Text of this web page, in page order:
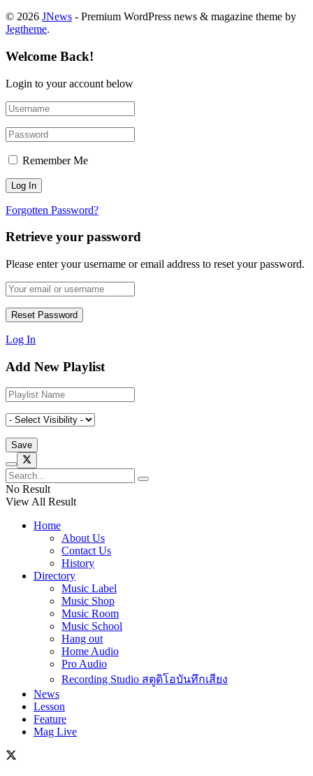
© 2026 JNews - Premium WordPress news & magazine theme by
Jegtheme.
Welcome Back!
Login to your account below
Remember Me
Forgotten Password?
Retrieve your password
Please enter your username or email address to reset your password.
Log In
Add New Playlist
No Result
View All Result
Home
About Us
Contact Us
History
Directory
Music Label
Music Shop
Music Room
Music School
Hang out
Home Audio
Pro Audio
Recording Studio สตูดิโอบันทึกเสียง
News
Lesson
Feature
Mag Live